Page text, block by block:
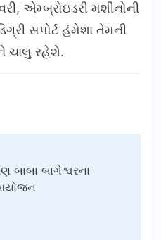
એમ્બ્રોઇડરી મશીનોની
સપોર્ટ હંમેશા તેમની
ચાલુ રહેશે.
બાબા બાગેશ્વરના